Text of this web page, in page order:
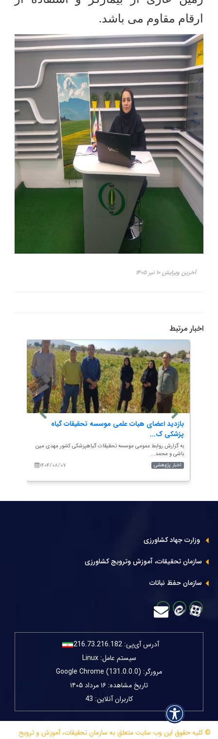
ارقام مقاوم می باشد.
آخرین ویرایش ۱۰ تیر ۱۴۰۵
اخبار مرتبط
بازدید اعضای هیات علمی موسسه تحقیقات گیاه
پزشکی ک...
به گزارش روابط عمومی موسسه تحقیقات گیاهپزشکی کشور مهدی مین
باشی و محمد...
۱۴۰۴/۰۸/۰۷
اخبار پژوهشی
وزارت جهاد کشاورزی
سازمان تحقیقات، آموزش وترویج کشاورزی
سازمان حفظ نباتات
آدرس آی‌پی: 216.73.216.182
سیستم عامل: Linux
مرورگر: Google Chrome (131.0.0.0)
تاریخ مشاهده: ۱۶ مرداد ۱۴۰۵
کاربران آنلاین: 43
© کلیه حقوق این وب سایت متعلق به سازمان تحقیقات، آموزش و ترویج